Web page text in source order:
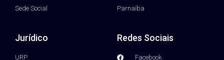
Sede Social
Parnaíba
Jurídico
URP
Redes Sociais
Facebook